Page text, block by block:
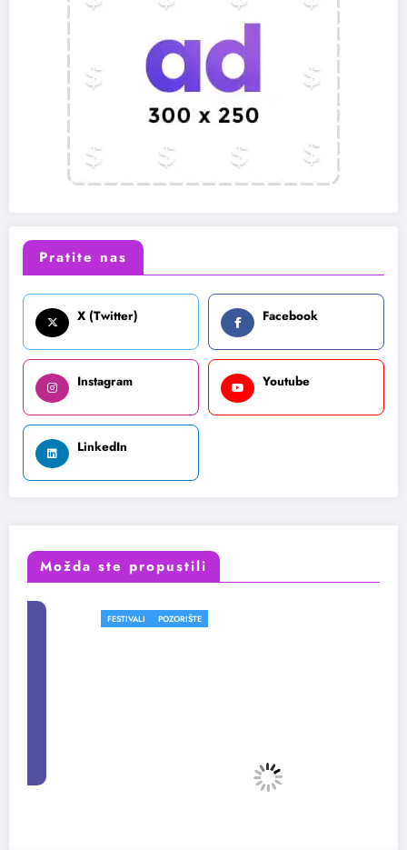
Pratite nas
X (Twitter) Facebook
Instagram Youtube
LinkedIn
Možda ste propustili
POZORIŠTE